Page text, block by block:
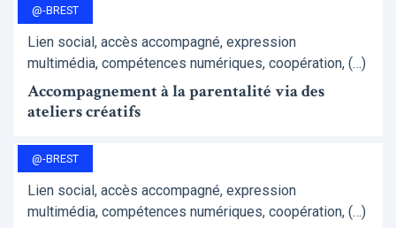
@-BREST
Lien social, accès accompagné, expression
multimédia, compétences numériques, coopération, (…)
Accompagnement à la parentalité via des
ateliers créatifs
@-BREST
Lien social, accès accompagné, expression
multimédia, compétences numériques, coopération, (…)